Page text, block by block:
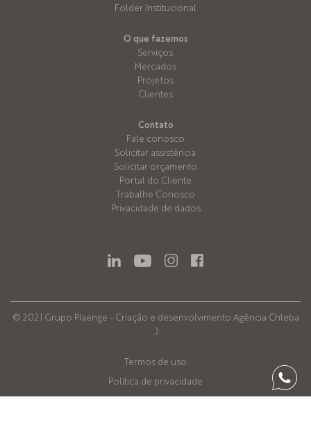
Folder Institucional
O que fazemos
Serviços
Mercados
Projetos
Clientes
Contato
Fale conosco
Solicitar assistência
Solicitar orçamento
Portal do Cliente
Trabalhe Conosco
Privacidade de dados
© 2021 Grupo Plaenge - Criação e desenvolvimento Agência Chleba
:)
Termos de uso
Política de privacidade